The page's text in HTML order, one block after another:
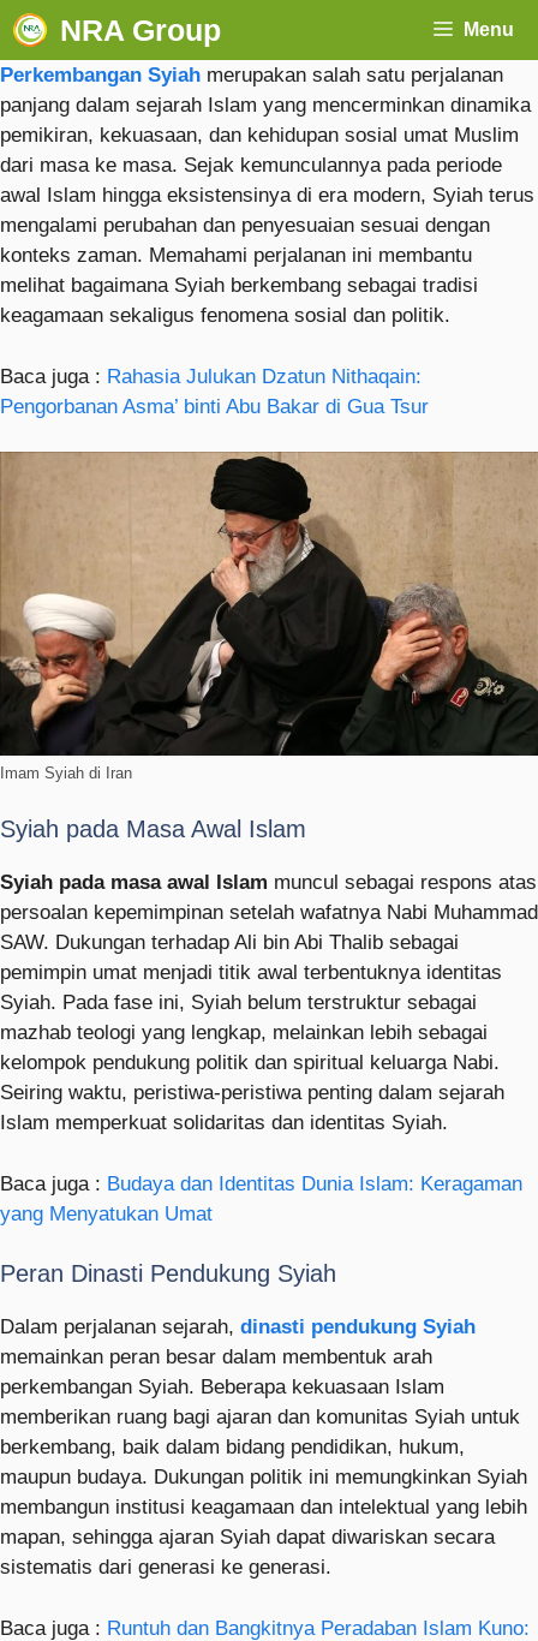
NRA Group Menu
Perkembangan Syiah merupakan salah satu perjalanan
panjang dalam sejarah Islam yang mencerminkan dinamika
pemikiran, kekuasaan, dan kehidupan sosial umat Muslim
dari masa ke masa. Sejak kemunculannya pada periode
awal Islam hingga eksistensinya di era modern, Syiah terus
mengalami perubahan dan penyesuaian sesuai dengan
konteks zaman. Memahami perjalanan ini membantu
melihat bagaimana Syiah berkembang sebagai tradisi
keagamaan sekaligus fenomena sosial dan politik.
Baca juga : Rahasia Julukan Dzatun Nithaqain:
Pengorbanan Asma’ binti Abu Bakar di Gua Tsur
Imam Syiah di Iran
Syiah pada Masa Awal Islam
Syiah pada masa awal Islam muncul sebagai respons atas
persoalan kepemimpinan setelah wafatnya Nabi Muhammad
SAW. Dukungan terhadap Ali bin Abi Thalib sebagai
pemimpin umat menjadi titik awal terbentuknya identitas
Syiah. Pada fase ini, Syiah belum terstruktur sebagai
mazhab teologi yang lengkap, melainkan lebih sebagai
kelompok pendukung politik dan spiritual keluarga Nabi.
Seiring waktu, peristiwa-peristiwa penting dalam sejarah
Islam memperkuat solidaritas dan identitas Syiah.
Baca juga : Budaya dan Identitas Dunia Islam: Keragaman
yang Menyatukan Umat
Peran Dinasti Pendukung Syiah
Dalam perjalanan sejarah, dinasti pendukung Syiah
memainkan peran besar dalam membentuk arah
perkembangan Syiah. Beberapa kekuasaan Islam
memberikan ruang bagi ajaran dan komunitas Syiah untuk
berkembang, baik dalam bidang pendidikan, hukum,
maupun budaya. Dukungan politik ini memungkinkan Syiah
membangun institusi keagamaan dan intelektual yang lebih
mapan, sehingga ajaran Syiah dapat diwariskan secara
sistematis dari generasi ke generasi.
Baca juga : Runtuh dan Bangkitnya Peradaban Islam Kuno: